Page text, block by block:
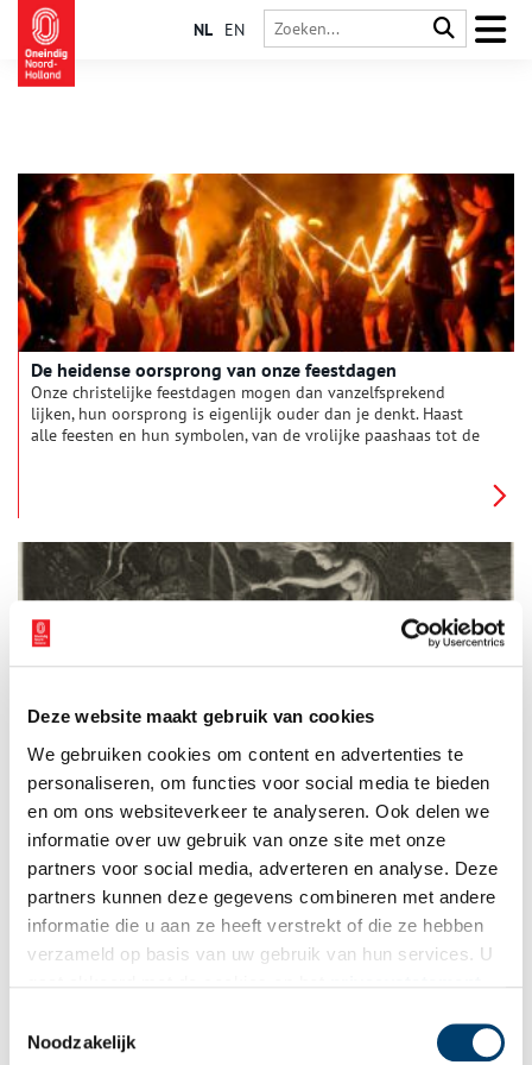
Deze website maakt gebruik van cookies
We gebruiken cookies om content en advertenties te
personaliseren, om functies voor social media te bieden
en om ons websiteverkeer te analyseren. Ook delen we
informatie over uw gebruik van onze site met onze
partners voor social media, adverteren en analyse. Deze
partners kunnen deze gegevens combineren met andere
informatie die u aan ze heeft verstrekt of die ze hebben
verzameld op basis van uw gebruik van hun services. U
Noodzakelijk
NL EN
De heidense oorsprong van onze feestdagen
Onze christelijke feestdagen mogen dan vanzelfsprekend
lijken, hun oorsprong is eigenlijk ouder dan je denkt. Haast
alle feesten en hun symbolen, van de vrolijke paashaas tot de
In de zestiende eeuw waren de meeste Hollanders er nog
heilig van overtuigd dat toverij bestond. Talloze vrouwen
werden door buren of familieleden beschuldigd van toverij en
een pact met de duivel. Ze zouden een kind hebben ziek
gemaakt of een bierbrouwerij hebben stilgelegd. Voor zover
bekend zijn er in Holland 275 vrouwen beschuldigd van
toverij, waarvan er 96 strafrechtelijk zijn vervolgd. Wie waren
deze vrouwen en wat stond hen te wachten?